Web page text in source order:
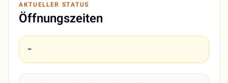
AKTUELLER STATUS
Öffnungszeiten
-